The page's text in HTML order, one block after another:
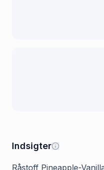
Indsigter
Råstoff Pineapple-